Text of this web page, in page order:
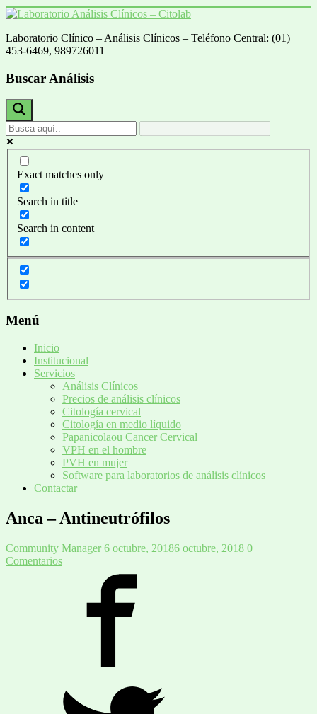
Saltar
contenido
Laboratorio
Análisis
Clínicos
–
Citolab
Análisis
Clínicos
Laboratorio Clínico – Análisis Clínicos – Teléfono Central: (01)
453-6469, 989726011
Buscar Análisis
Exact matches only
Search in title
Search in content
Menú
Inicio
Institucional
Servicios
Análisis Clínicos
Precios de análisis clínicos
Citología cervical
Citología en medio líquido
Papanicolaou Cancer Cervical
VPH en el hombre
PVH en mujer
Software para laboratorios de análisis clínicos
Contactar
Anca – Antineutrófilos
Community Manager 6 octubre, 20186 octubre, 2018 0
Comentarios